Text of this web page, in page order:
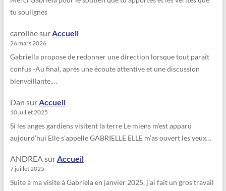
tu soulignes
carolinesurAccueil
26 mars 2026
Gabriella propose de redonner une direction lorsque tout paraît
confus -Au final, après une écoute attentive et une discussion
bienveillante,…
Dan sur Accueil
10 juillet 2025
Si les anges gardiens visitent la terre Le miens m’est apparu
aujourd’hui Elle s’appelle GABRIELLE ELLE m’as ouvert les yeux…
ANDREAsurAccueil
7 juillet 2025
Suite à ma visite à Gabriela en janvier 2025, j'ai fait un gros travail